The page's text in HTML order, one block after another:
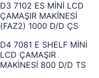
D3 7102 ES MİNİ LCD
ÇAMAŞIR MAKİNESİ
(FAZ2) 1000 D/D ÇS
D4 7081 E SHELF MİNİ
LCD ÇAMAŞIR
MAKİNESİ 800 D/D TS